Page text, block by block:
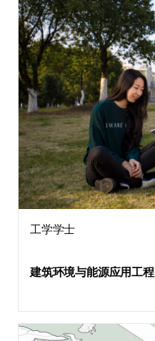
工学学士
建筑环境与能源应用工程